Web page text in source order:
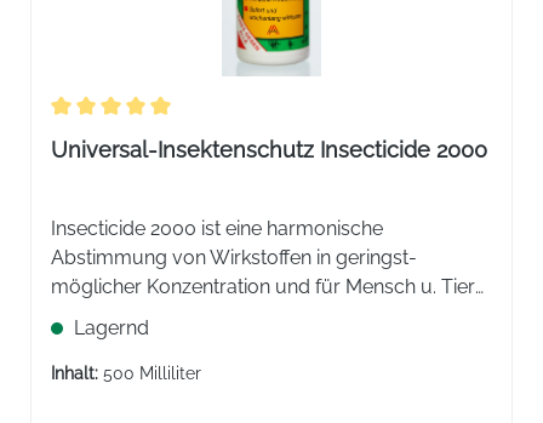
Durchschnittliche Bewertung von 5 von 5 Sternen
Universal-Insektenschutz Insecticide 2000
Insecticide 2000 ist eine harmonische
Abstimmung von Wirkstoffen in geringst-
möglicher Konzentration und für Mensch u. Tier
(Warmblüter) als unbedenklich eingestuft.
Flüssiges Fraß- und Kontaktinsektizid auf
Pyrethrum- und Pyrethroidbasis.
Lagernd
Inhalt: 500 Milliliter